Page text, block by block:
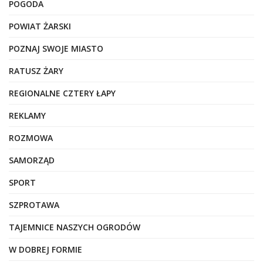
POGODA
POWIAT ŻARSKI
POZNAJ SWOJE MIASTO
RATUSZ ŻARY
REGIONALNE CZTERY ŁAPY
REKLAMY
ROZMOWA
SAMORZĄD
SPORT
SZPROTAWA
TAJEMNICE NASZYCH OGRODÓW
W DOBREJ FORMIE